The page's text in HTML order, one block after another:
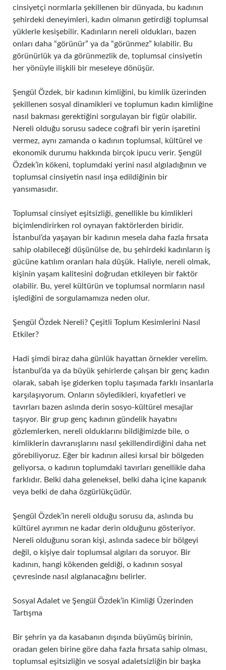
cinsiyetçi normlarla şekillenen bir dünyada, bu kadının
şehirdeki deneyimleri, kadın olmanın getirdiği toplumsal
yüklerle kesişebilir. Kadınların nereli oldukları, bazen
onları daha “görünür” ya da “görünmez” kılabilir. Bu
görünürlük ya da görünmezlik de, toplumsal cinsiyetin
her yönüyle ilişkili bir meseleye dönüşür.
Şengül Özdek, bir kadının kimliğini, bu kimlik üzerinden
şekillenen sosyal dinamikleri ve toplumun kadın kimliğine
nasıl bakması gerektiğini sorgulayan bir figür olabilir.
Nereli olduğu sorusu sadece coğrafi bir yerin işaretini
vermez, aynı zamanda o kadının toplumsal, kültürel ve
ekonomik durumu hakkında birçok ipucu verir. Şengül
Özdek’in kökeni, toplumdaki yerini nasıl algıladığının ve
toplumsal cinsiyetin nasıl inşa edildiğinin bir
yansımasıdır.
Toplumsal cinsiyet eşitsizliği, genellikle bu kimlikleri
biçimlendirirken rol oynayan faktörlerden biridir.
İstanbul’da yaşayan bir kadının mesela daha fazla fırsata
sahip olabileceği düşünülse de, bu şehirdeki kadınların iş
gücüne katılım oranları hala düşük. Haliyle, nereli olmak,
kişinin yaşam kalitesini doğrudan etkileyen bir faktör
olabilir. Bu, yerel kültürün ve toplumsal normların nasıl
işlediğini de sorgulamamıza neden olur.
Şengül Özdek Nereli? Çeşitli Toplum Kesimlerini Nasıl
Etkiler?
Hadi şimdi biraz daha günlük hayattan örnekler verelim.
İstanbul’da ya da büyük şehirlerde çalışan bir genç kadın
olarak, sabah işe giderken toplu taşımada farklı insanlarla
karşılaşıyorum. Onların söyledikleri, kıyafetleri ve
tavırları bazen aslında derin sosyo-kültürel mesajlar
taşıyor. Bir grup genç kadının gündelik hayatını
gözlemlerken, nereli olduklarını bildiğimizde bile, o
kimliklerin davranışlarını nasıl şekillendirdiğini daha net
görebiliyoruz. Eğer bir kadının ailesi kırsal bir bölgeden
geliyorsa, o kadının toplumdaki tavırları genellikle daha
farklıdır. Belki daha geleneksel, belki daha içine kapanık
veya belki de daha özgürlükçüdür.
Şengül Özdek’in nereli olduğu sorusu da, aslında bu
kültürel ayrımın ne kadar derin olduğunu gösteriyor.
Nereli olduğunu soran kişi, aslında sadece bir bölgeyi
değil, o kişiye dair toplumsal algıları da soruyor. Bir
kadının, hangi kökenden geldiği, o kadının sosyal
çevresinde nasıl algılanacağını belirler.
Sosyal Adalet ve Şengül Özdek’in Kimliği Üzerinden
Tartışma
Bir şehrin ya da kasabanın dışında büyümüş birinin,
oradan gelen birine göre daha fazla fırsata sahip olması,
toplumsal eşitsizliğin ve sosyal adaletsizliğin bir başka